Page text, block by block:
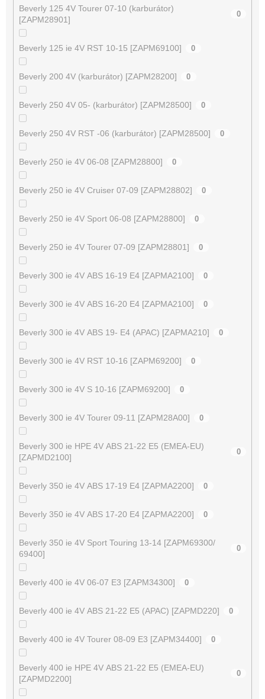
Beverly 125 4V Tourer 07-10 (karburátor)
[ZAPM28901]
0
Beverly 125 ie 4V RST 10-15 [ZAPM69100] 0
Beverly 200 4V (karburátor) [ZAPM28200] 0
Beverly 250 4V 05- (karburátor) [ZAPM28500] 0
Beverly 250 4V RST -06 (karburátor) [ZAPM28500] 0
Beverly 250 ie 4V 06-08 [ZAPM28800] 0
Beverly 250 ie 4V Cruiser 07-09 [ZAPM28802] 0
Beverly 250 ie 4V Sport 06-08 [ZAPM28800] 0
Beverly 250 ie 4V Tourer 07-09 [ZAPM28801] 0
Beverly 300 ie 4V ABS 16-19 E4 [ZAPMA2100] 0
Beverly 300 ie 4V ABS 16-20 E4 [ZAPMA2100] 0
Beverly 300 ie 4V ABS 19- E4 (APAC) [ZAPMA210] 0
Beverly 300 ie 4V RST 10-16 [ZAPM69200] 0
Beverly 300 ie 4V S 10-16 [ZAPM69200] 0
Beverly 300 ie 4V Tourer 09-11 [ZAPM28A00] 0
Beverly 300 ie HPE 4V ABS 21-22 E5 (EMEA-EU)
[ZAPMD2100]
0
Beverly 350 ie 4V ABS 17-19 E4 [ZAPMA2200] 0
Beverly 350 ie 4V ABS 17-20 E4 [ZAPMA2200] 0
Beverly 350 ie 4V Sport Touring 13-14 [ZAPM69300/
69400]
0
Beverly 400 ie 4V 06-07 E3 [ZAPM34300] 0
Beverly 400 ie 4V ABS 21-22 E5 (APAC) [ZAPMD220] 0
Beverly 400 ie 4V Tourer 08-09 E3 [ZAPM34400] 0
Beverly 400 ie HPE 4V ABS 21-22 E5 (EMEA-EU)
[ZAPMD2200]
0